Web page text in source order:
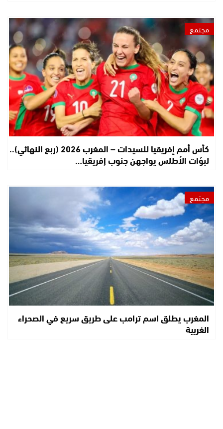
مجتمع
كأس أمم إفريقيا للسيدات – المغرب 2026 (ربع النهائي)..
لبؤات الأطلس يواجهن جنوب إفريقيا…
مجتمع
المغرب يطلق اسم ترامب على طريق سريع في الصحراء
الغربية